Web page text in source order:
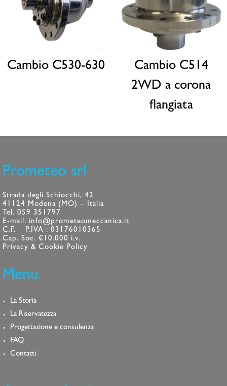
Cambio C530-630
Cambio C514
2WD a corona
flangiata
Prometeo srl
Strada degli Schiocchi, 42
41124 Modena (MO) – Italia
Tel. 059 351797
E-mail: info@prometeomeccanica.it
C.F. – P.IVA : 03176010365
Cap. Soc. €10.000 i.v.
Privacy & Cookie Policy
Menu
La Storia
La Riservatezza
Progettazione e consulenza
FAQ
Contatti